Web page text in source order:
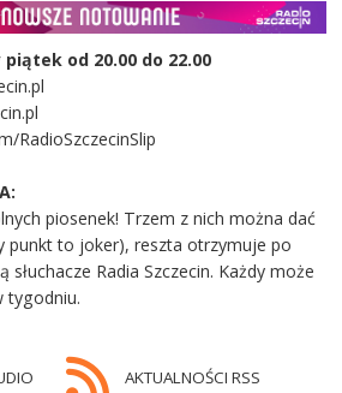
od 20.00 do 22.00
RadioSzczecinSlip
piosenek! Trzem z nich można dać
punkt to joker), reszta otrzymuje po
słuchacze Radia Szczecin. Każdy może
tygodniu.
AKTUALNOŚCI RSS